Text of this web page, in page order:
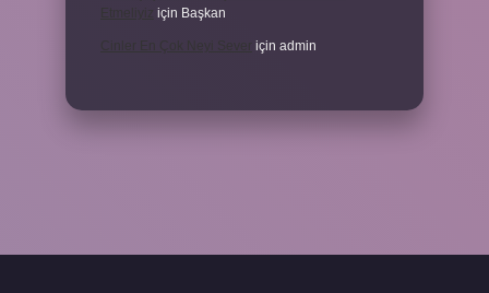
için Başkan
Cinler En Çok Neyi Sever için admin